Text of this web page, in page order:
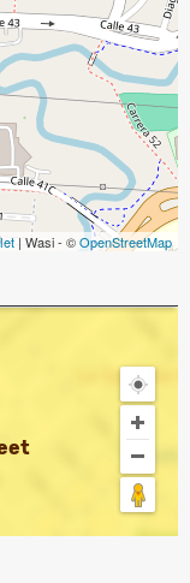
| Wasi - ©OpenStreetMap